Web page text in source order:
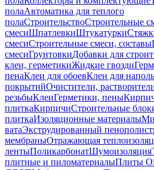
полаАвтоматика для теплого
полаСтроительствоСтроительные
смесиШпатлевкиШтукатурки
смесиСтроительные смеси, составы
смесиГрунтовкиДобавки для
клеи, герметикиЖидкие гвозди
пенаКлеи для обоевКлеи для
покрытийОчистители,
резьбыКлеиГерметики, пены
плиткаКирпичиСтроительные
плиткаИзоляционные материалы
ватаЭкструдированный
мембраныОтражающая
лентыПоликарбонатШумоизоляция
плитные и пиломатериалыПлиты